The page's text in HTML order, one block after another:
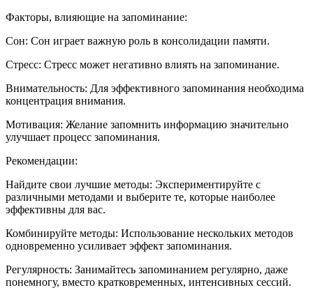
Факторы, влияющие на запоминание:
Сон: Сон играет важную роль в консолидации памяти.
Стресс: Стресс может негативно влиять на запоминание.
Внимательность: Для эффективного запоминания необходима
концентрация внимания.
Мотивация: Желание запомнить информацию значительно
улучшает процесс запоминания.
Рекомендации:
Найдите свои лучшие методы: Экспериментируйте с
различными методами и выберите те, которые наиболее
эффективны для вас.
Комбинируйте методы: Использование нескольких методов
одновременно усиливает эффект запоминания.
Регулярность: Занимайтесь запоминанием регулярно, даже
понемногу, вместо кратковременных, интенсивных сессий.